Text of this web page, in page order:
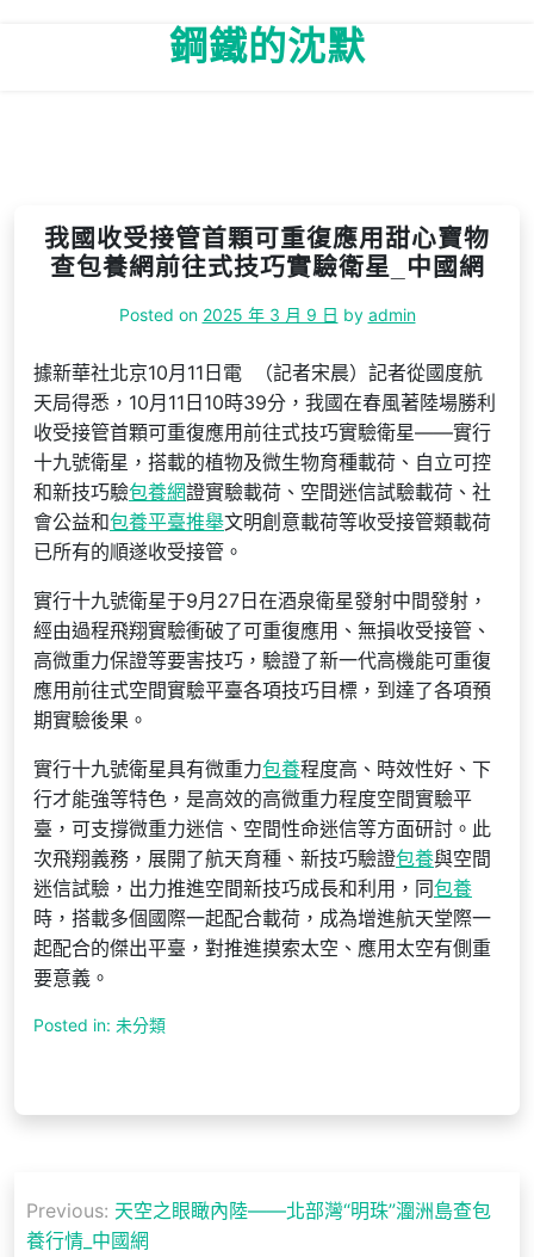
鋼鐵的沈默
我國收受接管首顆可重復應用甜心寶物
查包養網前往式技巧實驗衛星_中國網
Posted on 2025 年 3 月 9 日 by admin
據新華社北京10月11日電 （記者宋晨）記者從國度航
天局得悉，10月11日10時39分，我國在春風著陸場勝利
收受接管首顆可重復應用前往式技巧實驗衛星——實行
十九號衛星，搭載的植物及微生物育種載荷、自立可控
和新技巧驗包養網證實驗載荷、空間迷信試驗載荷、社
會公益和包養平臺推舉文明創意載荷等收受接管類載荷
已所有的順遂收受接管。
實行十九號衛星于9月27日在酒泉衛星發射中間發射，
經由過程飛翔實驗衝破了可重復應用、無損收受接管、
高微重力保證等要害技巧，驗證了新一代高機能可重復
應用前往式空間實驗平臺各項技巧目標，到達了各項預
期實驗後果。
實行十九號衛星具有微重力包養程度高、時效性好、下
行才能強等特色，是高效的高微重力程度空間實驗平
臺，可支撐微重力迷信、空間性命迷信等方面研討。此
次飛翔義務，展開了航天育種、新技巧驗證包養與空間
迷信試驗，出力推進空間新技巧成長和利用，同包養
時，搭載多個國際一起配合載荷，成為增進航天堂際一
起配合的傑出平臺，對推進摸索太空、應用太空有側重
要意義。
Posted in: 未分類
章
Previous: 天空之眼瞰內陸——北部灣“明珠”潿洲島查包
養行情_中國網